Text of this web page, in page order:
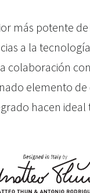
más potente
a la
colaboración
elemento
hacen ideal